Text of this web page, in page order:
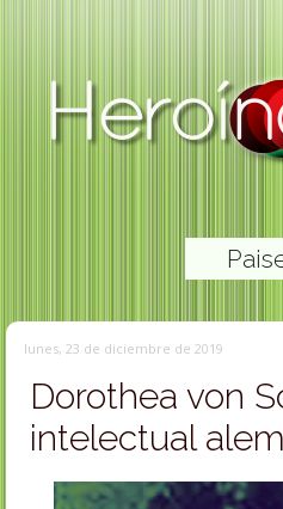
lunes, 23 de diciembre de 2019
Dorothea von
intelectual